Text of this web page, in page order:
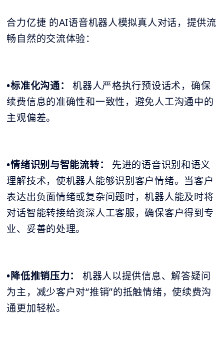
合力亿捷 的AI语音机器人模拟真人对话，提供流
畅自然的交流体验：
•标准化沟通：机器人严格执行预设话术，确保
续费信息的准确性和一致性，避免人工沟通中的
主观偏差。
•情绪识别与智能流转： 先进的语音识别和语义
理解技术，使机器人能够识别客户情绪。当客户
表达出负面情绪或复杂问题时，机器人能及时将
对话智能转接给资深人工客服，确保客户得到专
业、妥善的处理。
•降低推销压力：
机器人以提供信息、解答疑问
为主，减少客户对“推销”的抵触情绪，使续费沟
通更加轻松。